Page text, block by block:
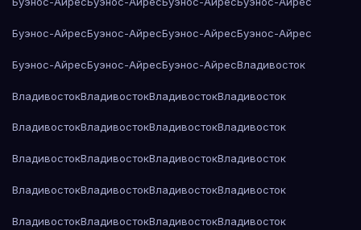
Буэнос-АйресБуэнос-АйресБуэнос-АйресБуэнос-Айрес
Буэнос-АйресБуэнос-АйресБуэнос-АйресВладивосток
ВладивостокВладивостокВладивостокВладивосток
ВладивостокВладивостокВладивостокВладивосток
ВладивостокВладивостокВладивостокВладивосток
ВладивостокВладивостокВладивостокВладивосток
ВладивостокВладивостокВладивостокВладивосток